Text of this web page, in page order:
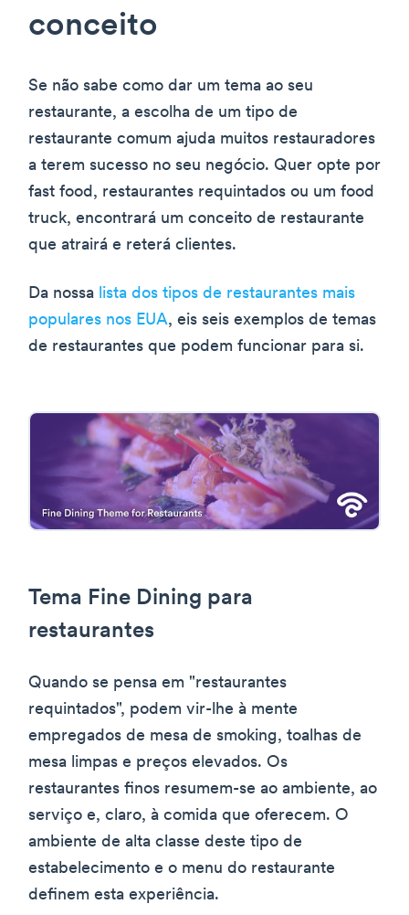
conceito
Se não sabe como dar um tema ao seu
restaurante, a escolha de um tipo de
restaurante comum ajuda muitos restauradores
a terem sucesso no seu negócio. Quer opte por
fast food, restaurantes requintados ou um food
truck, encontrará um conceito de restaurante
que atrairá e reterá clientes.
Da nossa lista dos tipos de restaurantes mais
populares nos EUA, eis seis exemplos de temas
de restaurantes que podem funcionar para si.
Tema Fine Dining para
restaurantes
Quando se pensa em "restaurantes
requintados", podem vir-lhe à mente
empregados de mesa de smoking, toalhas de
mesa limpas e preços elevados. Os
restaurantes finos resumem-se ao ambiente, ao
serviço e, claro, à comida que oferecem. O
ambiente de alta classe deste tipo de
estabelecimento e o menu do restaurante
definem esta experiência.